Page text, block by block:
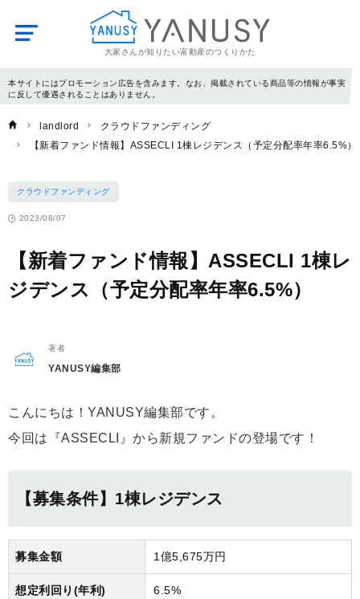
大家さんが知りたい富動産のつくりかた
YANUSY
本サイトにはプロモーション広告を含みます。なお、掲載されている商品等の情報が事実
に反して優遇されることはありません。
landlord
クラウドファンディング
【新着ファンド情報】ASSECLI 1棟レジデンス（予定分配率年率6.5%）
クラウドファンディング
2023/08/07
【新着ファンド情報】ASSECLI 1棟レ
ジデンス（予定分配率年率6.5%）
著者
YANUSY編集部
こんにちは！YANUSY編集部です。
今回は『ASSECLI』から新規ファンドの登場です！
【募集条件】1棟レジデンス
募集金額 1億5,675万円
想定利回り(年利) 6.5%